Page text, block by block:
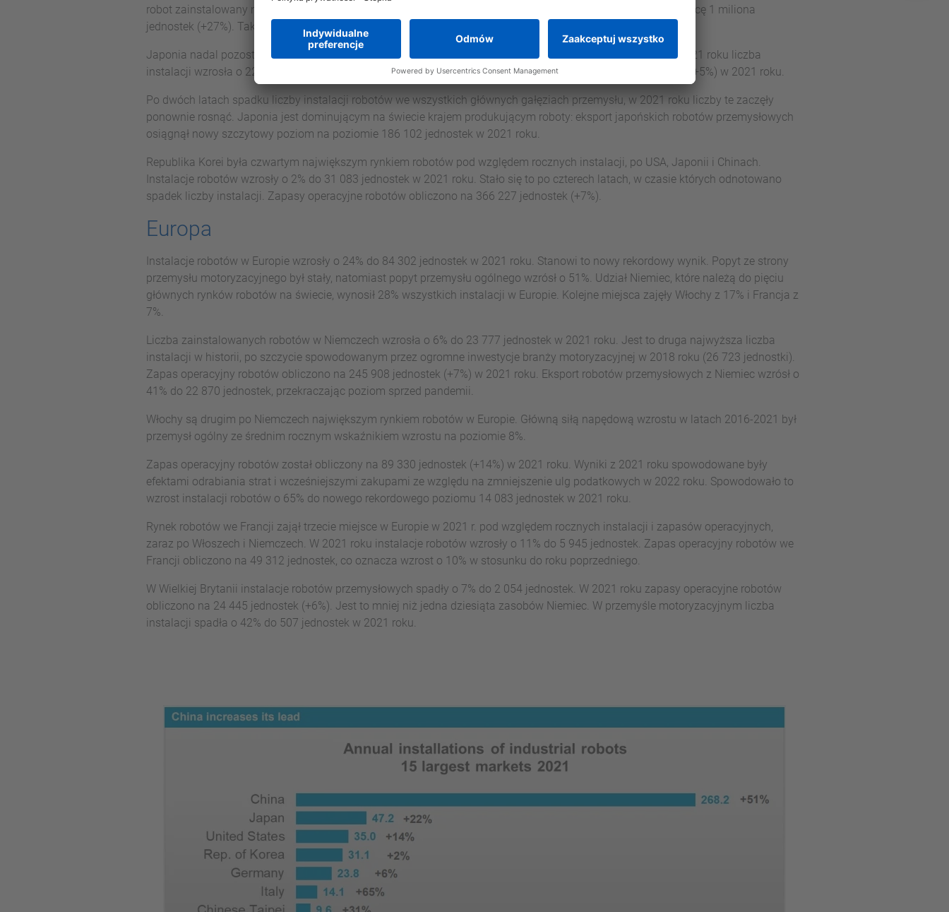
robot zainstalowany na świecie w 2021 roku został wdrożony w tym kraju. Zapas operacyjny przekroczył granicę 1 miliona
jednostek (+27%). Tak wysoki wskaźnik wzrostu wskazuje na szybkie tempo robotyzacji w Chinach.
Japonia nadal pozostaje na drugim miejscu po Chinach jako największy rynek robotów przemysłowych. W 2021 roku liczba
instalacji wzrosła o 22% i wyniosła 47 182 jednostki. Zapasy operacyjne Japonii wyniosły 393 326 jednostek (+5%) w 2021 roku.
Po dwóch latach spadku liczby instalacji robotów we wszystkich głównych gałęziach przemysłu, w 2021 roku liczby te zaczęły
ponownie rosnąć. Japonia jest dominującym na świecie krajem produkującym roboty: eksport japońskich robotów przemysłowych
osiągnął nowy szczytowy poziom na poziomie 186 102 jednostek w 2021 roku.
Republika Korei była czwartym największym rynkiem robotów pod względem rocznych instalacji, po USA, Japonii i Chinach.
Instalacje robotów wzrosły o 2% do 31 083 jednostek w 2021 roku. Stało się to po czterech latach, w czasie których odnotowano
spadek liczby instalacji. Zapasy operacyjne robotów obliczono na 366 227 jednostek (+7%).
Europa
Instalacje robotów w Europie wzrosły o 24% do 84 302 jednostek w 2021 roku. Stanowi to nowy rekordowy wynik. Popyt ze strony
przemysłu motoryzacyjnego był stały, natomiast popyt przemysłu ogólnego wzrósł o 51%. Udział Niemiec, które należą do pięciu
głównych rynków robotów na świecie, wynosił 28% wszystkich instalacji w Europie. Kolejne miejsca zajęły Włochy z 17% i Francja z
7%.
Liczba zainstalowanych robotów w Niemczech wzrosła o 6% do 23 777 jednostek w 2021 roku. Jest to druga najwyższa liczba
instalacji w historii, po szczycie spowodowanym przez ogromne inwestycje branży motoryzacyjnej w 2018 roku (26 723 jednostki).
Zapas operacyjny robotów obliczono na 245 908 jednostek (+7%) w 2021 roku. Eksport robotów przemysłowych z Niemiec wzrósł o
41% do 22 870 jednostek, przekraczając poziom sprzed pandemii.
Włochy są drugim po Niemczech największym rynkiem robotów w Europie. Główną siłą napędową wzrostu w latach 2016-2021 był
przemysł ogólny ze średnim rocznym wskaźnikiem wzrostu na poziomie 8%.
Zapas operacyjny robotów został obliczony na 89 330 jednostek (+14%) w 2021 roku. Wyniki z 2021 roku spowodowane były
efektami odrabiania strat i wcześniejszymi zakupami ze względu na zmniejszenie ulg podatkowych w 2022 roku. Spowodowało to
wzrost instalacji robotów o 65% do nowego rekordowego poziomu 14 083 jednostek w 2021 roku.
Rynek robotów we Francji zajął trzecie miejsce w Europie w 2021 r. pod względem rocznych instalacji i zapasów operacyjnych,
zaraz po Włoszech i Niemczech. W 2021 roku instalacje robotów wzrosły o 11% do 5 945 jednostek. Zapas operacyjny robotów we
Francji obliczono na 49 312 jednostek, co oznacza wzrost o 10% w stosunku do roku poprzedniego.
W Wielkiej Brytanii instalacje robotów przemysłowych spadły o 7% do 2 054 jednostek. W 2021 roku zapasy operacyjne robotów
obliczono na 24 445 jednostek (+6%). Jest to mniej niż jedna dziesiąta zasobów Niemiec. W przemyśle motoryzacyjnym liczba
instalacji spadła o 42% do 507 jednostek w 2021 roku.